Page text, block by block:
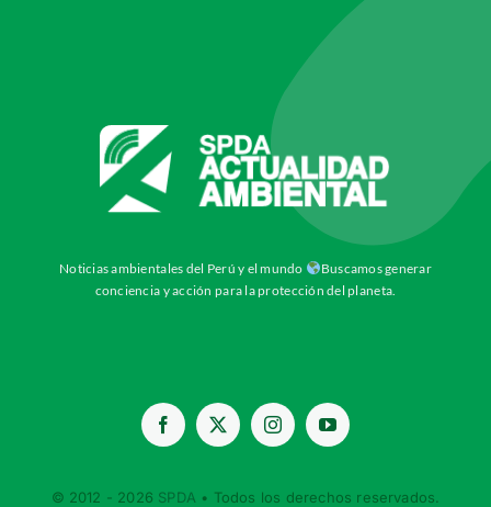
Noticias ambientales del Perú y el mundo
Buscamos generar
conciencia y acción para la protección del planeta.
© 2012 - 2026 SPDA • Todos los derechos reservados.